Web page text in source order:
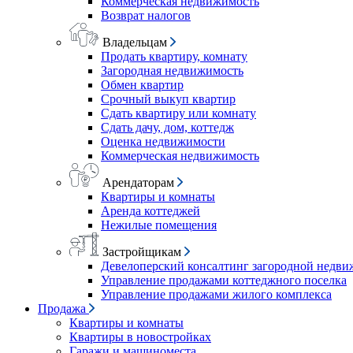
Возврат налогов
Владельцам
Продать квартиру, комнату
Загородная недвижимость
Обмен квартир
Срочный выкуп квартир
Сдать квартиру или комнату
Сдать дачу, дом, коттедж
Оценка недвижимости
Коммерческая недвижимость
Арендаторам
Квартиры и комнаты
Аренда коттеджей
Нежилые помещения
Застройщикам
Девелоперский консалтинг загородной
Управление продажами коттеджного поселка
Управление продажами жилого комплекса
Продажа
Квартиры и комнаты
Квартиры в новостройках